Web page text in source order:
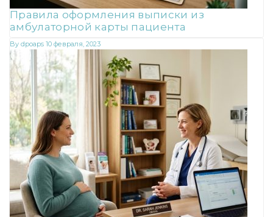
Правила оформления выписки из
амбулаторной карты пациента
By dpoaps 10 февраля, 2023